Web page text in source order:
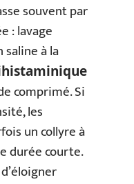
souvent par
: lavage
à la
comprimé. Si
les
un collyre à
durée courte.